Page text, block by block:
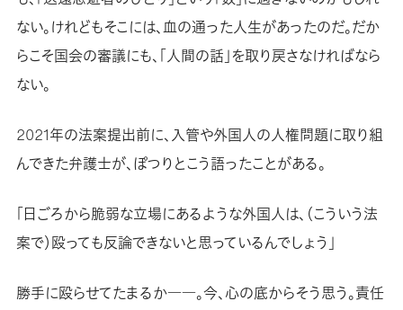
ない。けれどもそこには、血の通った人生があったのだ。だか
らこそ国会の審議にも、「人間の話」を取り戻さなければなら
ない。
2021年の法案提出前に、入管や外国人の人権問題に取り組
んできた弁護士が、ぽつりとこう語ったことがある。
「日ごろから脆弱な立場にあるような外国人は、（こういう法
案で）殴っても反論できないと思っているんでしょう」
勝手に殴らせてたまるか――。今、心の底からそう思う。責任